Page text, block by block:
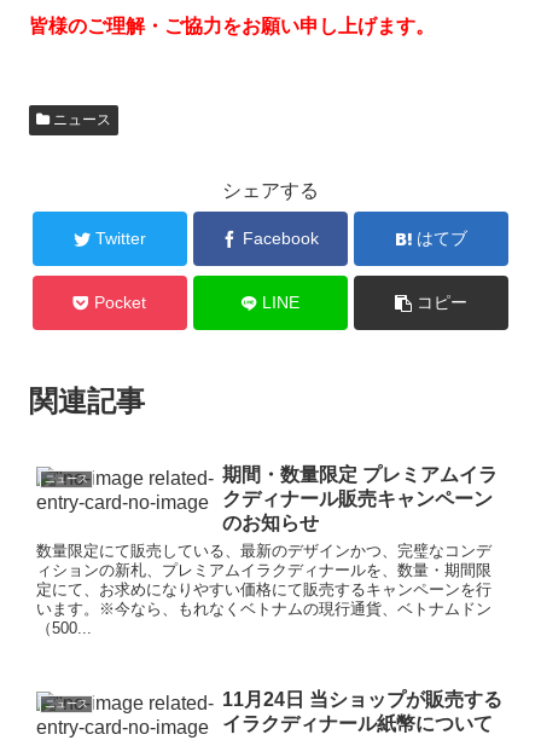
皆様のご理解・ご協力をお願い申し上げます。
ニュース
シェアする
Twitter Facebook はてブ
Pocket LINE コピー
関連記事
ニュース
期間・数量限定 プレミアムイラ
クディナール販売キャンペーン
のお知らせ
数量限定にて販売している、最新のデザインかつ、完璧なコンデ
ィションの新札、プレミアムイラクディナールを、数量・期間限
定にて、お求めになりやすい価格にて販売するキャンペーンを行
います。※今なら、もれなくベトナムの現行通貨、ベトナムドン
（500...
ニュース
11月24日 当ショップが販売する
イラクディナール紙幣について